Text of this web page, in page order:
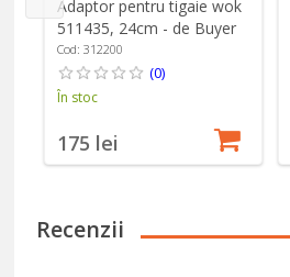
Adaptor pentru tigaie wok
511435, 24cm - de Buyer
Cod: 312200
(0)
În stoc
175 lei
Recenzii